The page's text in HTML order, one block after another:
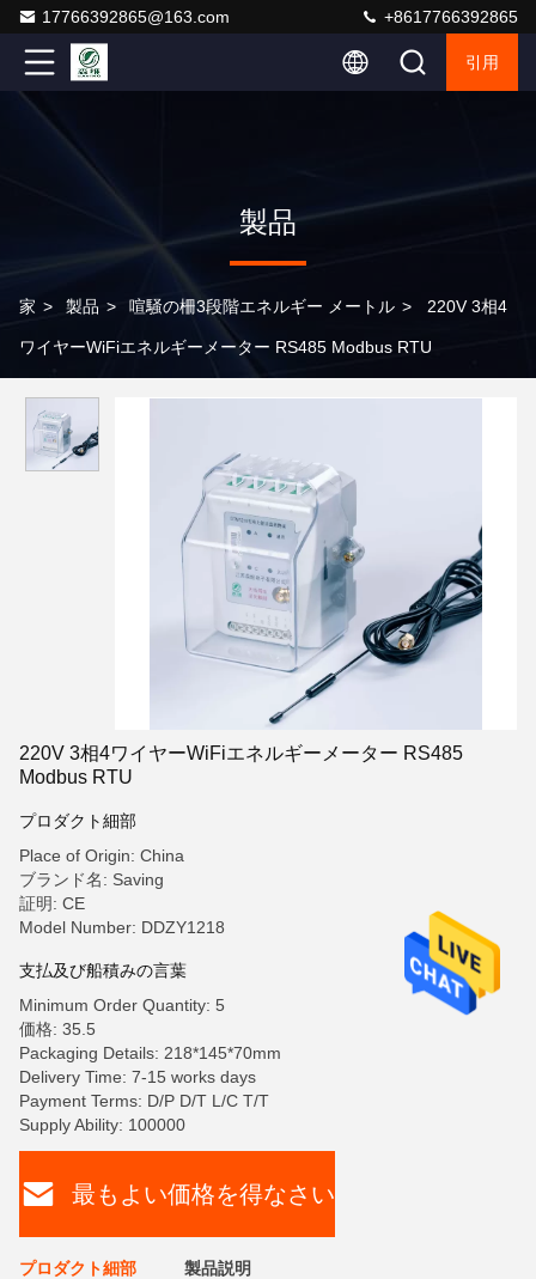
17766392865@163.com +8617766392865
引用
製品
家 > 製品 > 喧騒の柵3段階エネルギー メートル > 220V 3相4
ワイヤーWiFiエネルギーメーター RS485 Modbus RTU
220V 3相4ワイヤーWiFiエネルギーメーター RS485
Modbus RTU
プロダクト細部
Place of Origin: China
ブランド名: Saving
証明: CE
Model Number: DDZY1218
支払及び船積みの言葉
Minimum Order Quantity: 5
価格: 35.5
Packaging Details: 218*145*70mm
Delivery Time: 7-15 works days
Payment Terms: D/P D/T L/C T/T
Supply Ability: 100000
最もよい価格を得なさい
プロダクト細部 製品説明